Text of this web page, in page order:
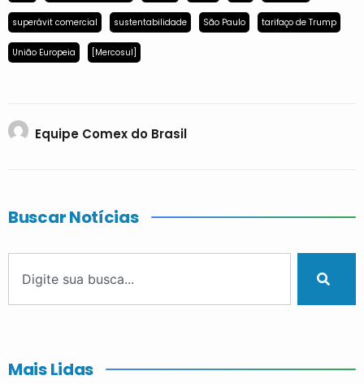
superávit comercial sustentabilidade São Paulo tarifaço de Trump
União Europeia [Mercosul]
Equipe Comex do Brasil
Buscar Notícias
Mais Lidas